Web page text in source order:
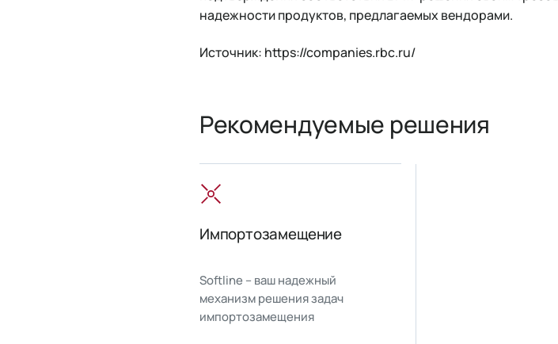
надежности продуктов, предлагаемых вендорами.
Источник: https://companies.rbc.ru/
Рекомендуемые решения
Импортозамещение
Softline – ваш надежный
механизм решения задач
импортозамещения